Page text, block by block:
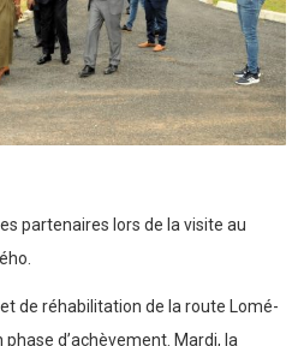
partenaires lors de la visite au
de réhabilitation de la route Lomé-
d’achèvement. Mardi, la